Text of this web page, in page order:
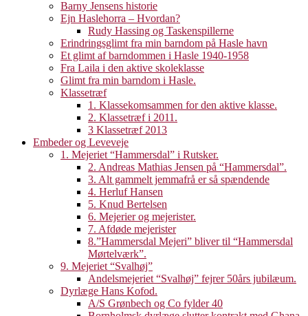
Barny Jensens historie
Ejn Haslehorra – Hvordan?
Rudy Hassing og Taskenspillerne
Erindringsglimt fra min barndom på Hasle havn
Et glimt af barndommen i Hasle 1940-1958
Fra Laila i den aktive skoleklasse
Glimt fra min barndom i Hasle.
Klassetræf
1. Klassekomsammen for den aktive klasse.
2. Klassetræf i 2011.
3 Klassetræf 2013
Embeder og Leveveje
1. Mejeriet “Hammersdal” i Rutsker.
2. Andreas Mathias Jensen på “Hammersdal”.
3. Alt gammelt jemmafrå er så spændende
4. Herluf Hansen
5. Knud Bertelsen
6. Mejerier og mejerister.
7. Afdøde mejerister
8.”Hammersdal Mejeri” bliver til “Hammersdal
Mørtelværk”.
9. Mejeriet “Svalhøj”
Andelsmejeriet “Svalhøj” fejrer 50års jubilæum.
Dyrlæge Hans Kofod.
A/S Grønbech og Co fylder 40